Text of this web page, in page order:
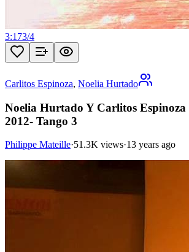
3:173/4
Carlitos Espinoza, Noelia Hurtado
Noelia Hurtado Y Carlitos Espinoza
2012- Tango 3
Philippe Mateille·51.3K views·13 years ago